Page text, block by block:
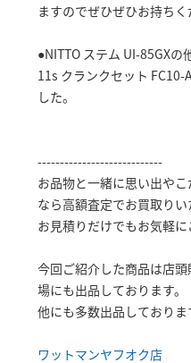
ますのでぜひぜひお持ちく
●NITTO ステム UI-85GX
11s クランクセット FC10-
した。
----------------------------
お品物と一緒に思い出や
なら高額査定でお買取りい
お見積りだけでもお気軽に
今回ご紹介した商品は店
場にも出品しております。
他にも多数出品しておりま
ワットマンヤフオク店